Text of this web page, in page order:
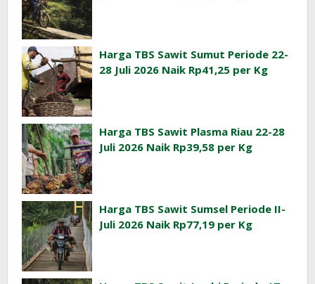
Harga TBS Sawit Sumut Periode 22-
28 Juli 2026 Naik Rp41,25 per Kg
Harga TBS Sawit Plasma Riau 22-28
Juli 2026 Naik Rp39,58 per Kg
Harga TBS Sawit Sumsel Periode II-
Juli 2026 Naik Rp77,19 per Kg